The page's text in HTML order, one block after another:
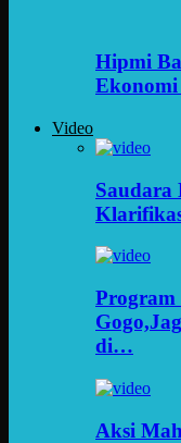
Hipmi
Video
Saudara
Program
di…
Aksi